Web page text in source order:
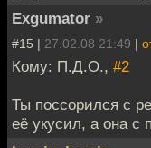
Exgumator »
#15 | 27.02.08 21:49 |
Кому: П.Д.О., #2
Ты поссорился с
её укусил, а она с